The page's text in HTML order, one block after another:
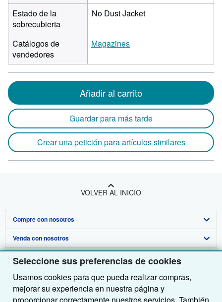
Seleccione sus preferencias de cookies
Usamos cookies para que pueda realizar compras,
mejorar su experiencia en nuestra página y
Estado de la
sobrecubierta
No Dust Jacket
Catálogos de
vendedores
Magazines
Añadir al carrito
Guardar para más tarde
Crear una petición para artículos similares
VOLVER AL INICIO
Compre con nosotros
Búsqueda avanzada
Colecciones
Mi cuenta
Mis pedidos
Venda con nosotros
Comenzar a vender
Únase a nuestro programa de afiliados
Recomiende un vendedor
Sobre nosotros
Sobre IberLibro
Medios
Obtener Ayuda
Preguntas frecuentes y guías
Otras compañías de AbeBooks